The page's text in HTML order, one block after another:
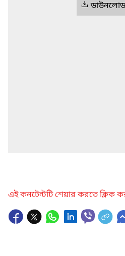
এই কনটেন্টটি শেয়ার করতে ক্লিক